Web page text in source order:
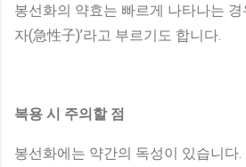
봉선화의 약효는 빠르게 나타나는 경
자(急性子)’라고 부르기도 합니다.
복용 시 주의할 점
봉선화에는 약간의 독성이 있습니다